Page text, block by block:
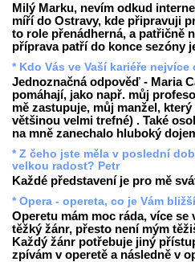
Milý Marku, nevím odkud
míří do Ostravy, kde připravuji
to role přenádherná, a patřičně
příprava patří do konce sezóny
* Kdo Vás ve Vaší kariéře
Jednoznačná odpověď - Maria
pomáhají, jako např. můj
mě zastupuje, můj manžel,
většinou velmi trefné) . Také
na mně zanechalo hluboký
* Z čeho jste měla v poslední
velkou radost? Petr
Každé představení je pro mě
* Opera - opereta, co je Vám
Operetu mám moc ráda, více
těžký žánr, přesto není mým
Každý žánr potřebuje jiný
zpívám v operetě a následně v